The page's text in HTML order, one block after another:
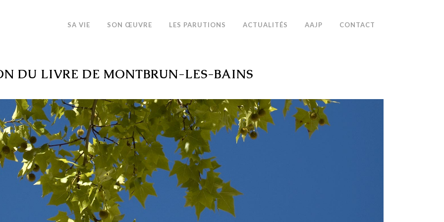
SA VIE SON ŒUVRE LES PARUTIONS ACTUALITÉS AAJP CONTACT
DU LIVRE DE MONTBRUN-LES-BAINS